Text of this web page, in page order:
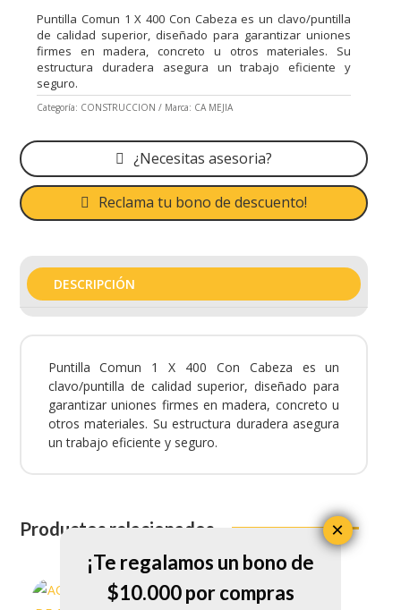
Puntilla Comun 1 X 400 Con Cabeza es un clavo/puntilla
de calidad superior, diseñado para garantizar uniones
firmes en madera, concreto u otros materiales. Su
estructura duradera asegura un trabajo eficiente y
seguro.
Categoría: CONSTRUCCION Marca: CA MEJIA
¿Necesitas asesoria?
Reclama tu bono de descuento!
DESCRIPCIÓN
Puntilla Comun 1 X 400 Con Cabeza es un
clavo/puntilla de calidad superior, diseñado para
garantizar uniones firmes en madera, concreto u
otros materiales. Su estructura duradera asegura
un trabajo eficiente y seguro.
Productos relacionados
¡Te regalamos un bono de
$10.000 por compras
×